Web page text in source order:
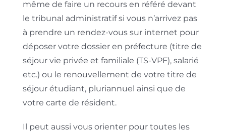
même de faire un recours en référé devant
le tribunal administratif si vous n’arrivez pas
à prendre un rendez-vous sur internet pour
déposer votre dossier en préfecture (titre de
séjour vie privée et familiale (TS-VPF), salarié
etc.) ou le renouvellement de votre titre de
séjour étudiant, pluriannuel ainsi que de
votre carte de résident.
Il peut aussi vous orienter pour toutes les